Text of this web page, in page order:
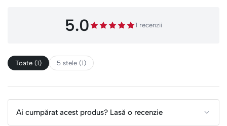
5.0 1 recenzii
Toate (1) 5 stele (1)
Ai cumpărat acest produs? Lasă o recenzie